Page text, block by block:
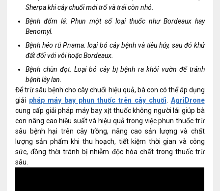
Sherpa khi cây chuối mới trổ và trái còn nhỏ.
Bệnh đốm lá: Phun một số loại thuốc như Bordeaux hay
Benomyl.
Bệnh héo rũ Pnama: loại bỏ cây bệnh và tiêu hủy, sau đó khử
đất đối với vôi hoặc Bordeaux.
Bệnh chùn đọt: Loại bỏ cây bị bệnh ra khỏi vườn để tránh
bệnh lây lan.
Để trừ sâu bệnh cho cây chuối hiệu quả, bà con có thể áp dụng
giải pháp máy bay phun thuốc trên cây chuối. AgriDrone
cung cấp giải pháp máy bay xịt thuốc không người lái giúp bà
con nâng cao hiệu suất và hiệu quả trong việc phun thuốc trừ
sâu bệnh hại trên cây trồng, nâng cao sản lượng và chất
lượng sản phẩm khi thu hoạch, tiết kiệm thời gian và công
sức, đồng thời tránh bị nhiễm độc hóa chất trong thuốc trừ
sâu.